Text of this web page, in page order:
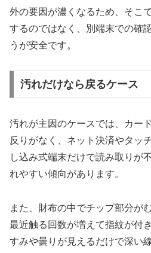
外の要因が濃くなるため、そこ
するのではなく、別端末での確
うが安全です。
汚れだけなら戻るケース
汚れが主因のケースでは、カー
反りがなく、ネット決済やタッ
し込み式端末だけで読み取りが
れやすい傾向があります。
また、財布の中でチップ部分が
最近触る回数が増えて指紋が付
すみや曇りが見えるだけで深い